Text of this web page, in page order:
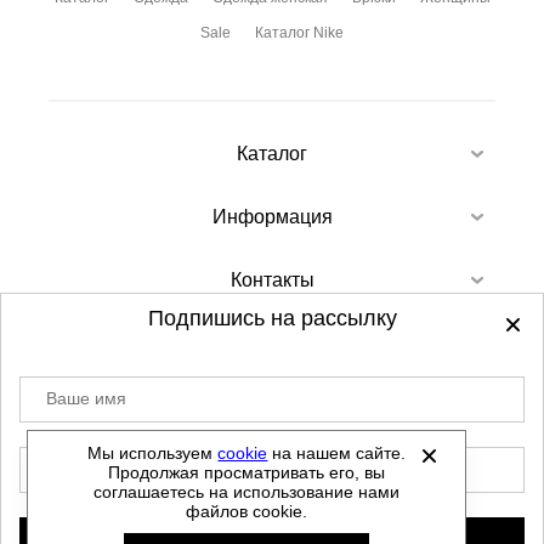
Sale Каталог Nike
Каталог
Информация
Контакты
©2012-2026 - Sellgroup.ru - все права
защищены.
Данный сайт не является интернет магазином и
не является публичной офертой.
Политика обработки персональных данных
Мы используемcookie на нашем сайте.
Продолжая просматривать его, вы
соглашаетесь на использование нами
файлов cookie.
Подпишись на рассылку
Ваше имя